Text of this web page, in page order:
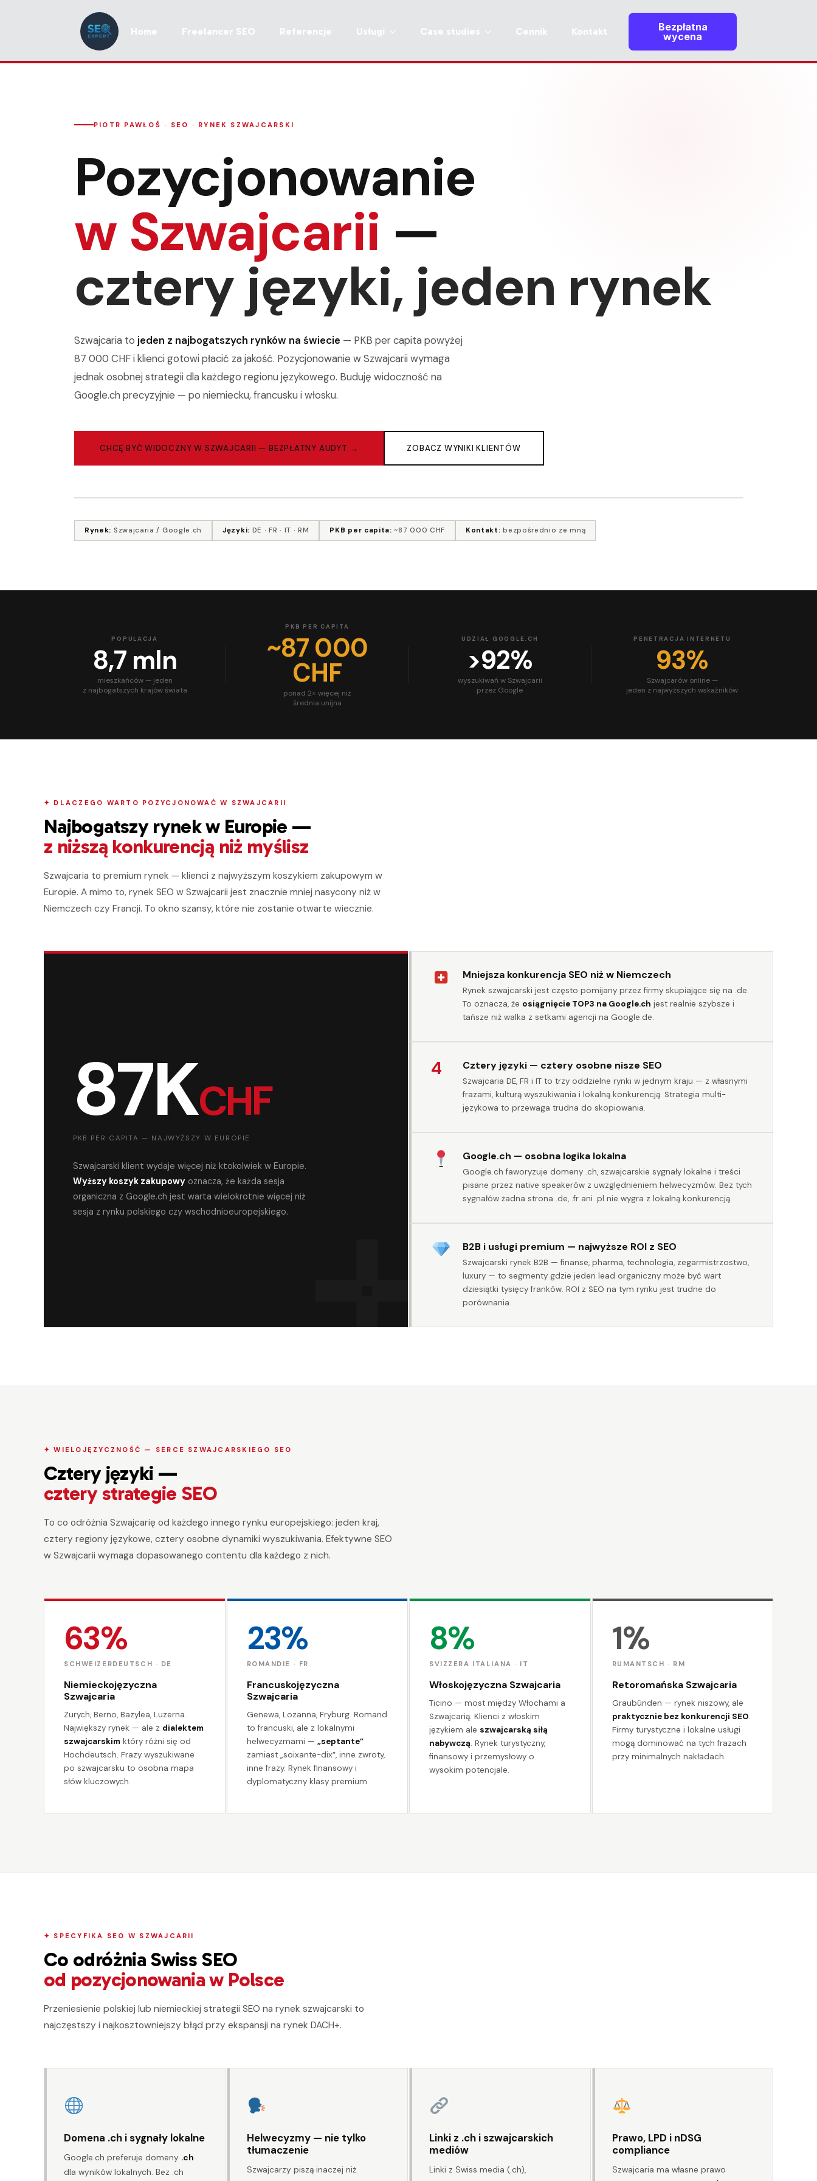
Home Freelancer SEO Referencje Usługi Case studies Cennik Kontakt
Bezpłatna
wycena
PIOTR PAWŁOŚ · SEO · RYNEK SZWAJCARSKI
Pozycjonowanie
w Szwajcarii —
cztery języki, jeden rynek
Szwajcaria to jeden z najbogatszych rynków na świecie — PKB per capita powyżej
87 000 CHF i klienci gotowi płacić za jakość. Pozycjonowanie w Szwajcarii wymaga
jednak osobnej strategii dla każdego regionu językowego. Buduję widoczność na
Google.ch precyzyjnie — po niemiecku, francusku i włosku.
CHCĘ BYĆ WIDOCZNY W SZWAJCARII — BEZPŁATNY AUDYT → ZOBACZ WYNIKI KLIENTÓW
Rynek: Szwajcaria / Google.ch Języki: DE · FR · IT · RM PKB per capita: ~87 000 CHF Kontakt: bezpośrednio ze mną
POPULACJA
8,7 mln
mieszkańców — jeden
z najbogatszych krajów świata
PKB PER CAPITA
~87 000
CHF
ponad 2× więcej niż
średnia unijna
UDZIAŁ GOOGLE.CH
>92%
wyszukiwań w Szwajcarii
przez Google
PENETRACJA INTERNETU
93%
Szwajcarów online —
jeden z najwyższych wskaźników
✦ DLACZEGO WARTO POZYCJONOWAĆ W SZWAJCARII
Najbogatszy rynek w Europie —
z niższą konkurencją niż myślisz
Szwajcaria to premium rynek — klienci z najwyższym koszykiem zakupowym w
Europie. A mimo to, rynek SEO w Szwajcarii jest znacznie mniej nasycony niż w
Niemczech czy Francji. To okno szansy, które nie zostanie otwarte wiecznie.
87KCHF
PKB PER CAPITA — NAJWYŻSZY W EUROPIE
Szwajcarski klient wydaje więcej niż ktokolwiek w Europie.
Wyższy koszyk zakupowy oznacza, że każda sesja
organiczna z Google.ch jest warta wielokrotnie więcej niż
sesja z rynku polskiego czy wschodnioeuropejskiego.
Mniejsza konkurencja SEO niż w Niemczech
Rynek szwajcarski jest często pomijany przez firmy skupiające się na .de.
To oznacza, że osiągnięcie TOP3 na Google.ch jest realnie szybsze i
tańsze niż walka z setkami agencji na Google.de.
4 Cztery języki — cztery osobne nisze SEO
Szwajcaria DE, FR i IT to trzy oddzielne rynki w jednym kraju — z własnymi
frazami, kulturą wyszukiwania i lokalną konkurencją. Strategia multi-
językowa to przewaga trudna do skopiowania.
Google.ch — osobna logika lokalna
Google.ch faworyzuje domeny .ch, szwajcarskie sygnały lokalne i treści
pisane przez native speakerów z uwzględnieniem helwecyzmów. Bez tych
sygnałów żadna strona .de, .fr ani .pl nie wygra z lokalną konkurencją.
B2B i usługi premium — najwyższe ROI z SEO
Szwajcarski rynek B2B — finanse, pharma, technologia, zegarmistrzostwo,
luxury — to segmenty gdzie jeden lead organiczny może być wart
dziesiątki tysięcy franków. ROI z SEO na tym rynku jest trudne do
porównania.
✦ WIELOJĘZYCZNOŚĆ — SERCE SZWAJCARSKIEGO SEO
Cztery języki —
cztery strategie SEO
To co odróżnia Szwajcarię od każdego innego rynku europejskiego: jeden kraj,
cztery regiony językowe, cztery osobne dynamiki wyszukiwania. Efektywne SEO
w Szwajcarii wymaga dopasowanego contentu dla każdego z nich.
63%
SCHWEIZERDEUTSCH · DE
Niemieckojęzyczna
Szwajcaria
Zurych, Berno, Bazylea, Luzerna.
Największy rynek — ale z dialektem
szwajcarskim który różni się od
Hochdeutsch. Frazy wyszukiwane
po szwajcarsku to osobna mapa
słów kluczowych.
23%
ROMANDIE · FR
Francuskojęzyczna
Szwajcaria
Genewa, Lozanna, Fryburg. Romand
to francuski, ale z lokalnymi
helwecyzmami — „septante”
zamiast „soixante-dix”, inne zwroty,
inne frazy. Rynek finansowy i
dyplomatyczny klasy premium.
8%
SVIZZERA ITALIANA · IT
Włoskojęzyczna Szwajcaria
Ticino — most między Włochami a
Szwajcarią. Klienci z włoskim
językiem ale szwajcarską siłą
nabywczą. Rynek turystyczny,
finansowy i przemysłowy o
wysokim potencjale.
1%
RUMANTSCH · RM
Retoromańska Szwajcaria
Graubünden — rynek niszowy, ale
praktycznie bez konkurencji SEO.
Firmy turystyczne i lokalne usługi
mogą dominować na tych frazach
przy minimalnych nakładach.
✦ SPECYFIKA SEO W SZWAJCARII
Co odróżnia Swiss SEO
od pozycjonowania w Polsce
Przeniesienie polskiej lub niemieckiej strategii SEO na rynek szwajcarski to
najczęstszy i najkosztowniejszy błąd przy ekspansji na rynek DACH+.
Domena .ch i sygnały lokalne
Google.ch preferuje domeny .ch
dla wyników lokalnych. Bez .ch
Helwecyzmy — nie tylko
tłumaczenie
Szwajcarzy piszą inaczej niż
Linki z .ch i szwajcarskich
mediów
Linki z Swiss media (.ch),
Prawo, LPD i nDSG
compliance
Szwajcaria ma własne prawo